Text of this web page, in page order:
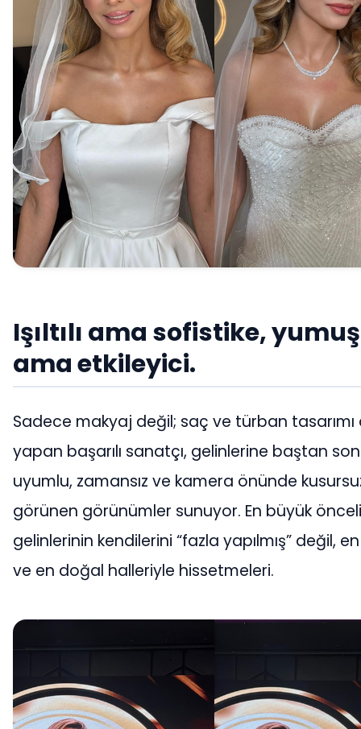
Işıltılı ama sofistike,
ama etkileyici.
Sadece makyaj değil; saç ve türban tasarımı
yapan başarılı sanatçı, gelinlerine baştan
uyumlu, zamansız ve kamera önünde
görünen görünümler sunuyor. En büyük
gelinlerinin kendilerini “fazla yapılmış” değil,
ve en doğal halleriyle hissetmeleri.